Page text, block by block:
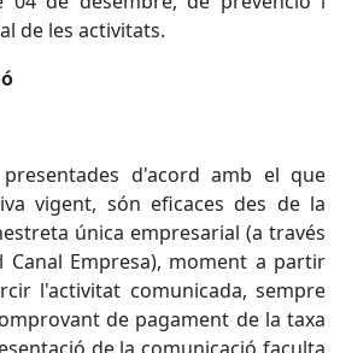
de les activitats.
presentades d'acord amb el que
vigent, són eficaces des de la
única empresarial (a través
Empresa), moment a partir
l'activitat comunicada, sempre
de pagament de la taxa